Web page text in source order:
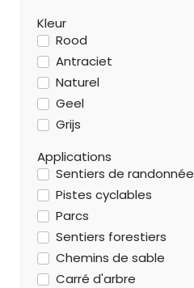
Kleur
Rood
Antraciet
Naturel
Geel
Grijs
Applications
Sentiers de randonnée
Pistes cyclables
Parcs
Sentiers forestiers
Chemins de sable
Carré d'arbre